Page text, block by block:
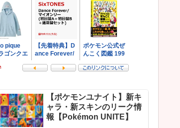
【ポケモンユナイト】新キ
ャラ・新スキンのリーク情
報【Pokémon UNITE】